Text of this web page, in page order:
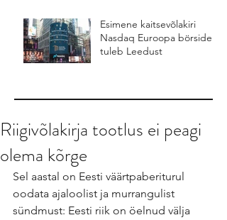
Esimene kaitsevõlakiri
Nasdaq Euroopa börsidel
tuleb Leedust
Riigivõlakirja tootlus ei peagi
olema kõrge
Sel aastal on Eesti väärtpaberiturul
oodata ajaloolist ja murrangulist
sündmust: Eesti riik on öelnud välja